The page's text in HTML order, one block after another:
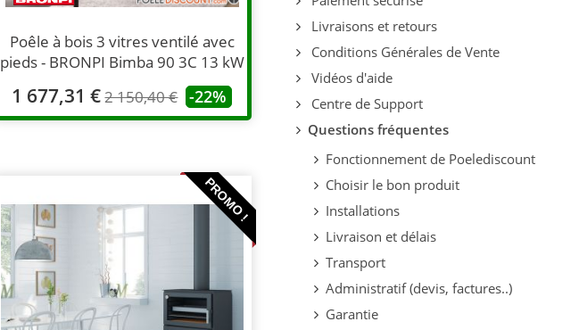
Poêle à bois 3 vitres ventilé avec
pieds - BRONPI Bimba 90 3C 13 kW
1 677,31 €2 150,40 € -22%
PROMO !
Livraisons et retours
Conditions Générales de Vente
Vidéos d'aide
Centre de Support
Questions fréquentes
Fonctionnement de Poelediscount
Choisir le bon produit
Installations
Livraison et délais
Transport
Administratif (devis, factures..)
Garantie